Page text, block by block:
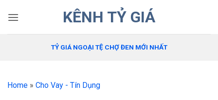
qua
KÊNH TỶ GIÁ
TỶ GIÁ NGOẠI TỆ CHỢ ĐEN MỚI NHẤT
Home » Cho Vay - Tín Dụng